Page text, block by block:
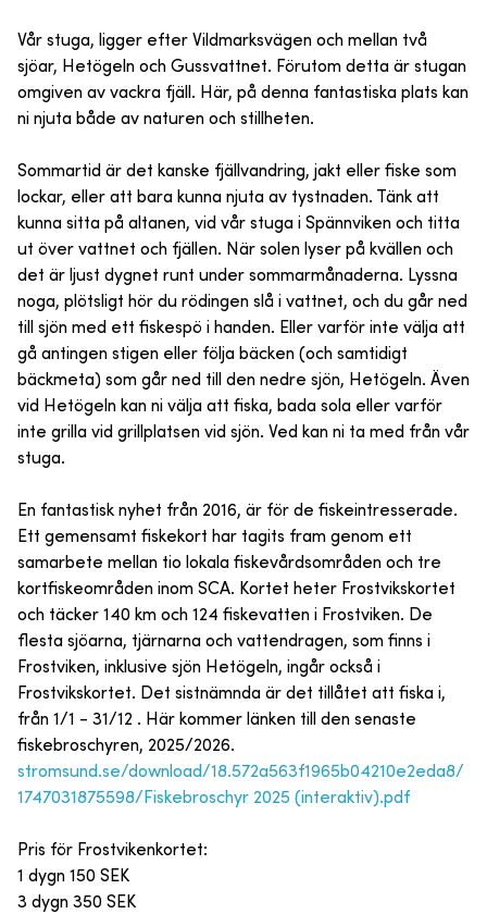
Vår stuga, ligger efter Vildmarksvägen och mellan två
sjöar, Hetögeln och Gussvattnet. Förutom detta är stugan
omgiven av vackra fjäll. Här, på denna fantastiska plats kan
ni njuta både av naturen och stillheten.
Sommartid är det kanske fjällvandring, jakt eller fiske som
lockar, eller att bara kunna njuta av tystnaden. Tänk att
kunna sitta på altanen, vid vår stuga i Spännviken och titta
ut över vattnet och fjällen. När solen lyser på kvällen och
det är ljust dygnet runt under sommarmånaderna. Lyssna
noga, plötsligt hör du rödingen slå i vattnet, och du går ned
till sjön med ett fiskespö i handen. Eller varför inte välja att
gå antingen stigen eller följa bäcken (och samtidigt
bäckmeta) som går ned till den nedre sjön, Hetögeln. Även
vid Hetögeln kan ni välja att fiska, bada sola eller varför
inte grilla vid grillplatsen vid sjön. Ved kan ni ta med från vår
stuga.
En fantastisk nyhet från 2016, är för de fiskeintresserade.
Ett gemensamt fiskekort har tagits fram genom ett
samarbete mellan tio lokala fiskevårdsområden och tre
kortfiskeområden inom SCA. Kortet heter Frostvikskortet
och täcker 140 km och 124 fiskevatten i Frostviken. De
flesta sjöarna, tjärnarna och vattendragen, som finns i
Frostviken, inklusive sjön Hetögeln, ingår också i
Frostvikskortet. Det sistnämnda är det tillåtet att fiska i,
från 1/1 - 31/12 . Här kommer länken till den senaste
fiskebroschyren, 2025/2026.
stromsund.se/download/18.572a563f1965b04210e2eda8/
1747031875598/Fiskebroschyr 2025 (interaktiv).pdf
Pris för Frostvikenkortet:
1 dygn 150 SEK
3 dygn 350 SEK